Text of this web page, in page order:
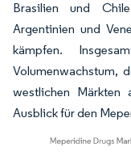
Brasilien und
Argentinien und
kämpfen.
Volumenwachstum,
westlichen Märkten
Ausblick für den